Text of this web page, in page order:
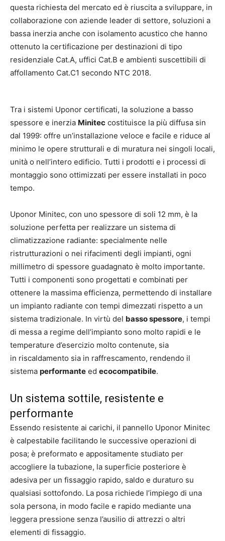
questa richiesta del mercato ed è riuscita a sviluppare, in
collaborazione con aziende leader di settore, soluzioni a
bassa inerzia anche con isolamento acustico che hanno
ottenuto la certificazione per destinazioni di tipo
residenziale Cat.A, uffici Cat.B e ambienti suscettibili di
affollamento Cat.C1 secondo NTC 2018.
Tra i sistemi Uponor certificati, la soluzione a basso
spessore e inerzia Minitec costituisce la più diffusa sin
dal 1999: offre un’installazione veloce e facile e riduce al
minimo le opere strutturali e di muratura nei singoli locali,
unità o nell’intero edificio. Tutti i prodotti e i processi di
montaggio sono ottimizzati per essere installati in poco
tempo.
Uponor Minitec, con uno spessore di soli 12 mm, è la
soluzione perfetta per realizzare un sistema di
climatizzazione radiante: specialmente nelle
ristrutturazioni o nei rifacimenti degli impianti, ogni
millimetro di spessore guadagnato è molto importante.
Tutti i componenti sono progettati e combinati per
ottenere la massima efficienza, permettendo di installare
un impianto radiante con tempi dimezzati rispetto a un
sistema tradizionale. In virtù del basso spessore, i tempi
di messa a regime dell’impianto sono molto rapidi e le
temperature d’esercizio molto contenute, sia
in riscaldamento sia in raffrescamento, rendendo il
sistema performante ed ecocompatibile.
Un sistema sottile, resistente e
performante
Essendo resistente ai carichi, il pannello Uponor Minitec
è calpestabile facilitando le successive operazioni di
posa; è preformato e appositamente studiato per
accogliere la tubazione, la superficie posteriore è
adesiva per un fissaggio rapido, saldo e duraturo su
qualsiasi sottofondo. La posa richiede l’impiego di una
sola persona, in modo facile e rapido mediante una
leggera pressione senza l’ausilio di attrezzi o altri
elementi di fissaggio.